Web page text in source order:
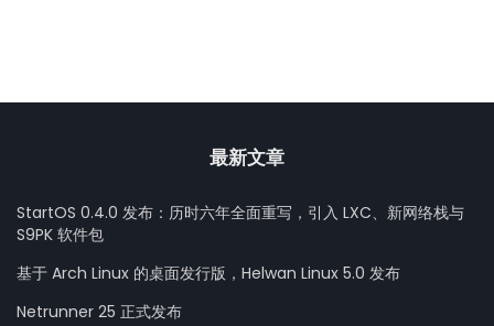
最新文章
StartOS 0.4.0 发布：历时六年全面重写，引入 LXC、新网络栈与
S9PK 软件包
基于 Arch Linux 的桌面发行版，Helwan Linux 5.0 发布
Netrunner 25 正式发布